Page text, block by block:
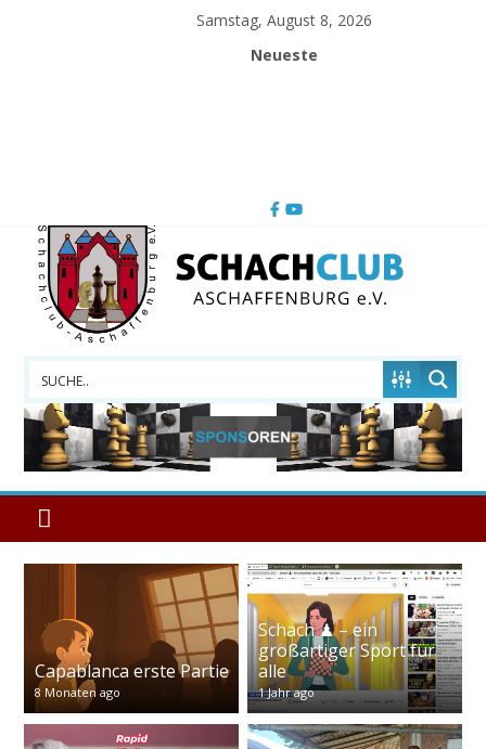
Samstag, August 8, 2026
Neueste
Schachclub
Aschaffenburg
Capablanca erste Partie
8 Monaten ago
Schach ♟ – ein
großartiger Sport für
alle
1 Jahr ago